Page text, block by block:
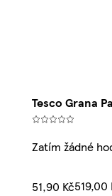
Tesco Grana
Zatím žádné
51,90 Kč